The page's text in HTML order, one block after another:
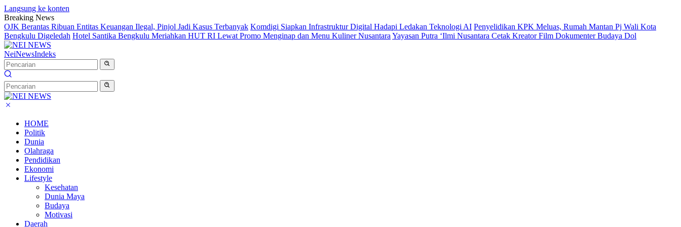
Langsung ke konten
Breaking News
OJK Berantas Ribuan Entitas Keuangan Ilegal, Pinjol Jadi Kasus Terbanyak Komdigi Siapkan Infrastruktur Digital Hadapi Ledakan Teknologi AI Penyelidikan KPK Meluas, Rumah Mantan Pj Wali Kota
Bengkulu Digeledah Hotel Santika Bengkulu Meriahkan HUT RI Lewat Promo Menginap dan Menu Kuliner Nusantara Yayasan Putra ‘Ilmi Nusantara Cetak Kreator Film Dokumenter Budaya Dol
NeiNewsIndeks
HOME
Politik
Dunia
Olahraga
Pendidikan
Ekonomi
Lifestyle
Kesehatan
Dunia Maya
Budaya
Motivasi
Daerah